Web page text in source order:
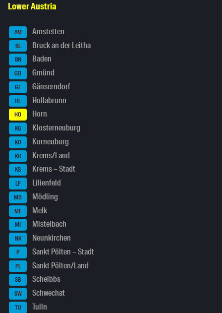
Lower Austria
AM Amstetten
BL Bruck an der Leitha
BN Baden
GD Gmünd
GF Gänserndorf
HL Hollabrunn
HO Horn
KG Klosterneuburg
KO Korneuburg
KR Krems/Land
KS Krems – Stadt
LF Lilienfeld
MD Mödling
ME Melk
MI Mistelbach
NK Neunkirchen
P Sankt Pölten – Stadt
PL Sankt Pölten/Land
SB Scheibbs
SW Schwechat
TU Tulln